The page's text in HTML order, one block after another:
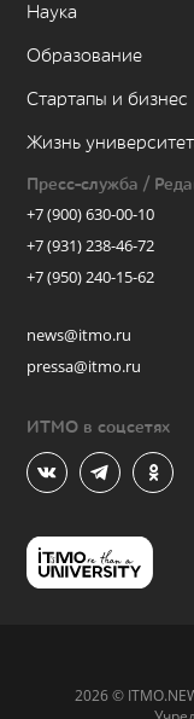
Наука
Образование
Стартапы и бизнес
Жизнь
Пресс-служба /
+7 (900) 630-00-10
+7 (931) 238-46-72
+7 (950) 240-15-62
news@itmo.ru
pressa@itmo.ru
ИТМО в соцсетях
2026 ©